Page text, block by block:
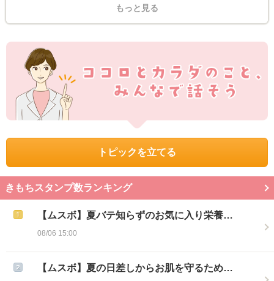
もっと見る
トピックを立てる
きもちスタンプ数ランキング
【ムスボ】夏バテ知らずのお気に入り栄養…
08/06 15:00
【ムスボ】夏の日差しからお肌を守るため…